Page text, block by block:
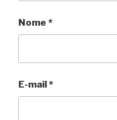
Nome *
E-mail*